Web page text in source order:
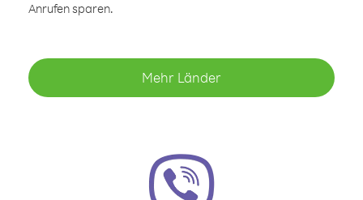
Anrufen sparen.
Mehr Länder